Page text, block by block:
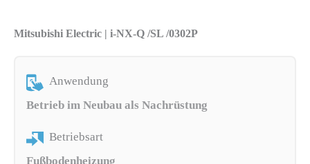
Mitsubishi Electric | i-NX-Q /SL /0302P
Anwendung
Betrieb im Neubau als Nachrüstung
Betriebsart
Fußbodenheizung